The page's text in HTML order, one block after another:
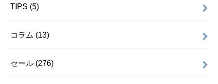
TIPS (5)
コラム (13)
セール (276)